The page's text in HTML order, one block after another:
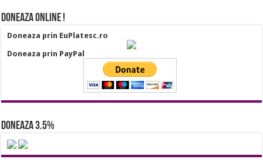
Doneaza online !
Doneaza prin EuPlatesc.ro
Doneaza prin PayPal
Doneaza 3.5%